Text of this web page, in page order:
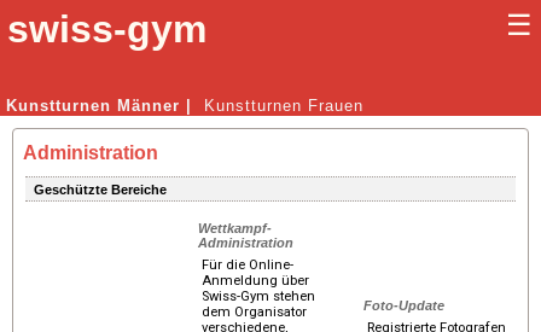
swiss-gym ☰
Kunstturnen Männer | Kunstturnen Frauen
Administration
Geschützte Bereiche
Wettkampf-
Administration
Für die Online-
Anmeldung über
Swiss-Gym stehen
dem Organisator
verschiedene,
Foto-Update
Registrierte Fotografen